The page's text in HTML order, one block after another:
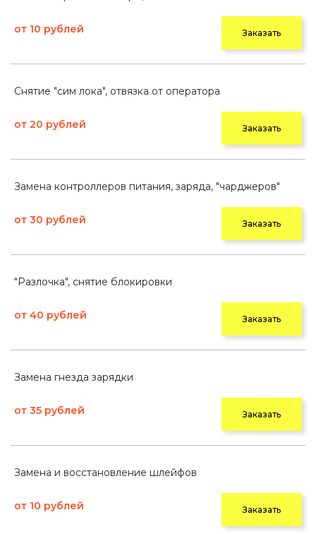
от 10 рублей Заказать
Снятие "сим лока", отвязка от оператора
от 20 рублей Заказать
Замена контроллеров питания, заряда, "чарджеров"
от 30 рублей Заказать
"Разлочка", снятие блокировки
от 40 рублей Заказать
Замена гнезда зарядки
от 35 рублей Заказать
Замена и восстановление шлейфов
от 10 рублей Заказать